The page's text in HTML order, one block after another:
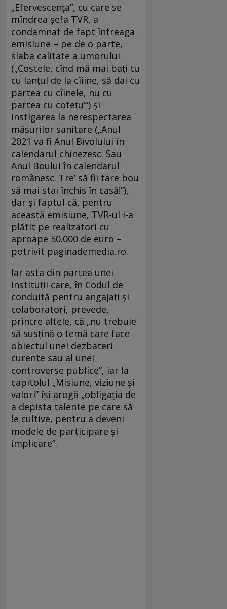
„Efervescența”, cu care se
mîndrea șefa TVR, a
condamnat de fapt întreaga
emisiune – pe de o parte,
slaba calitate a umorului
(„Costele, cînd mă mai bați tu
cu lanțul de la cîiine, să dai cu
partea cu cîinele, nu cu
partea cu cotețu’“) și
instigarea la nerespectarea
măsurilor sanitare („Anul
2021 va fi Anul Bivolului în
calendarul chinezesc. Sau
Anul Boului în calendarul
românesc. Tre’ să fii tare bou
să mai stai închis în casă!”),
dar și faptul că, pentru
această emisiune, TVR-ul i-a
plătit pe realizatori cu
aproape 50.000 de euro –
potrivit paginademedia.ro.
Iar asta din partea unei
instituții care, în Codul de
conduită pentru angajați și
colaboratori, prevede,
printre altele, că „nu trebuie
să susțină o temă care face
obiectul unei dezbateri
curente sau al unei
controverse publice”, iar la
capitolul „Misiune, viziune și
valori” își arogă „obligația de
a depista talente pe care să
le cultive, pentru a deveni
modele de participare și
implicare”.